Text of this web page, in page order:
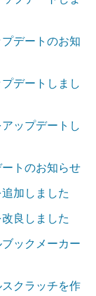
デートのお知
デートしまし
ップデートし
トのお知らせ
加しました
良しました
ックメーカー
クラッチを作